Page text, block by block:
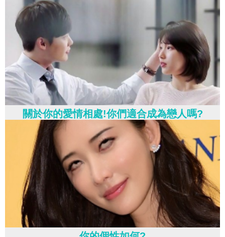
關於你的愛情相處!你們適合成為戀人嗎?